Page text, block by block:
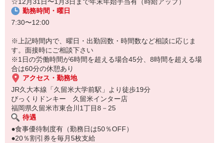
飲食20％オフチケットを、毎月5枚プレゼント！
さらに勤務中の休憩時間には、全メニューを50%オフで食べられ
ます♪
勤務時間・曜日
7:30〜12:00
※上記時間内で、曜日・出勤回数・時間数など相談に応じま
す。面接時にご相談下さい
※1日の労働時間が6時間を超える場合45分、8時間を超える場
合は60分の休憩あり
アクセス・勤務地
JR久大本線「久留米大学前駅」より徒歩19分
びっくりドンキー 久留米インター店
福岡県久留米市東合川1丁目8－25
待遇
●食事優待制度有（勤務日は50％OFF）
●20％割引券を毎月5枚支給